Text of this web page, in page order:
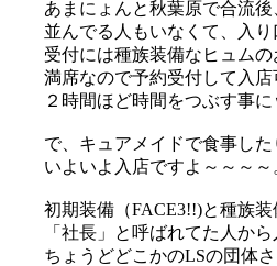
あまにょんと秋葉原で合流後
並んでる人もいなくて、入り
受付には種族装備なヒュム
満席なので予約受付して入店
２時間ほど時間をつぶす事に
で、キュアメイドで食事し
いよいよ入店ですよ～～～～
初期装備（FACE3!!)と種族
「社長」と呼ばれてた人か
ちょうどどこかのLSの団体